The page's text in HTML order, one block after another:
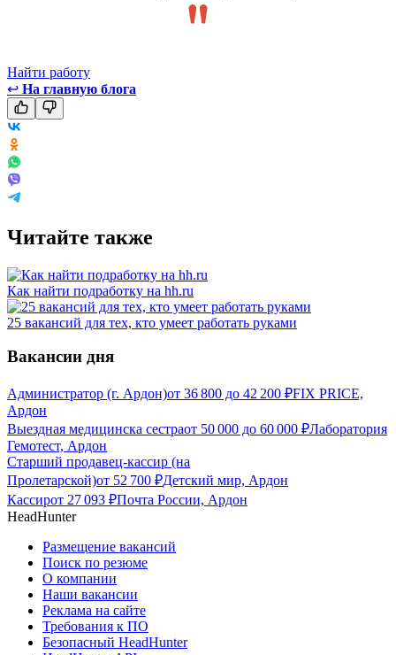
Найти работу
↩ На главную блога
Читайте также
Как найти подработку на hh.ru
25 вакансий для тех, кто умеет работать руками
Вакансии дня
Администратор (г. Ардон)от 36 800 до 42 200 ₽FIX PRICE,
Ардон
Выездная медицинска сестраот 50 000 до 60 000 ₽Лаборатория
Гемотест, Ардон
Старший продавец-кассир (на
Пролетарской)от 52 700 ₽Детский мир, Ардон
Кассирот 27 093 ₽Почта России, Ардон
HeadHunter
Размещение вакансий
Поиск по резюме
О компании
Наши вакансии
Реклама на сайте
Требования к ПО
Безопасный HeadHunter